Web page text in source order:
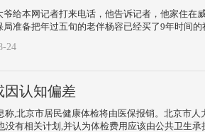
给本网记者打来电话，他告诉记者，他家住在
准备把年过五旬的老伴杨容已经买了9年时间
24
因认知偏差
称,北京市居民健康体检将由医保报销。北京市
也没有相关计划,并认为体检费用应该由公共